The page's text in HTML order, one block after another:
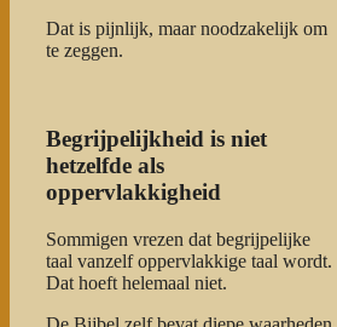
Dat is pijnlijk, maar noodzakelijk om
te zeggen.
Begrijpelijkheid is niet
hetzelfde als
oppervlakkigheid
Sommigen vrezen dat begrijpelijke
taal vanzelf oppervlakkige taal wordt.
Dat hoeft helemaal niet.